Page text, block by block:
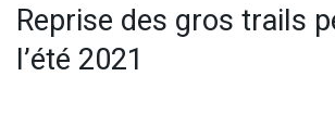
Reprise des gros trails
l’été 2021